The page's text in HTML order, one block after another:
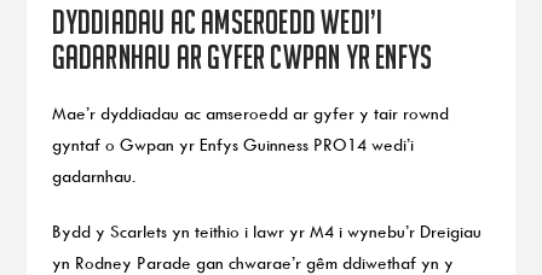
Dyddiadau ac amseroedd wedi’i
gadarnhau ar gyfer Cwpan yr Enfys
Mae’r dyddiadau ac amseroedd ar gyfer y tair rownd
gyntaf o Gwpan yr Enfys Guinness PRO14 wedi’i
gadarnhau.
Bydd y Scarlets yn teithio i lawr yr M4 i wynebu’r Dreigiau
yn Rodney Parade gan chwarae’r gêm ddiwethaf yn y